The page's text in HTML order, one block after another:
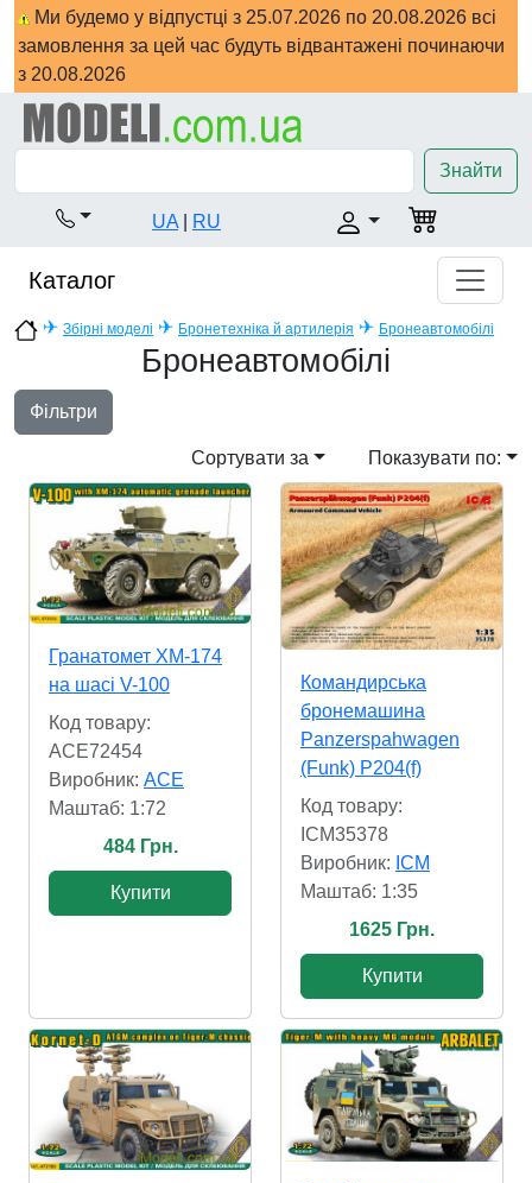
Ми будемо у відпустці з 25.07.2026 по 20.08.2026 всі
замовлення за цей час будуть відвантажені починаючи
з 20.08.2026
Знайти
UA RU
Каталог
✈ Збірні моделі ✈ Бронетехніка й артилерія ✈ Бронеавтомобілі
Бронеавтомобілі
Фільтри
Сортувати за Показувати по:
Гранатомет XM-174
на шасі V-100
Код товару:
ACE72454
Виробник: ACE
Маштаб: 1:72
484 Грн.
Купити
Командирська
бронемашина
Panzerspahwagen
(Funk) P204(f)
Код товару:
ICM35378
Виробник: ICM
Маштаб: 1:35
1625 Грн.
Купити